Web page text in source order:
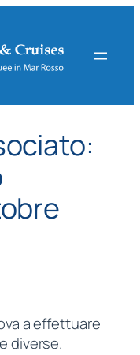
a effettuare
diverse.